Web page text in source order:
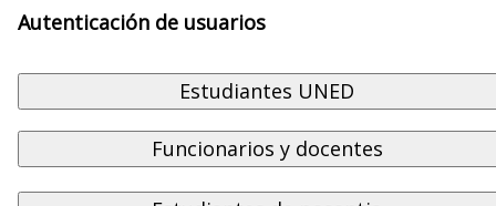
Autenticación de usuarios